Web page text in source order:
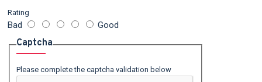
Rating
Bad Good
Captcha
Please complete the captcha validation below